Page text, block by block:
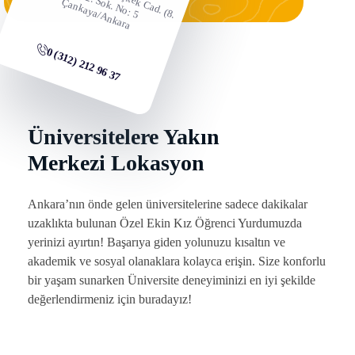
k
. S
o
Ç
ra
0 (312) 212 96 37
Üniversitelere Yakın
Merkezi Lokasyon
Ankara’nın önde gelen üniversitelerine sadece dakikalar
uzaklıkta bulunan Özel Ekin Kız Öğrenci Yurdumuzda
yerinizi ayırtın! Başarıya giden yolunuzu kısaltın ve
akademik ve sosyal olanaklara kolayca erişin. Size konforlu
bir yaşam sunarken Üniversite deneyiminizi en iyi şekilde
değerlendirmeniz için buradayız!